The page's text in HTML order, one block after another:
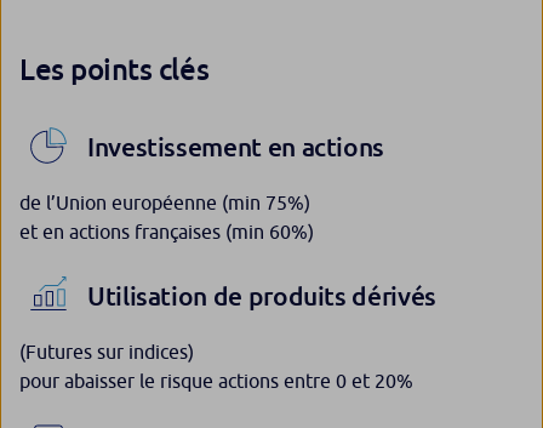
Les points clés
Investissement en actions
de l’Union européenne (min 75%)
et en actions françaises (min 60%)
Utilisation de produits dérivés
(Futures sur indices)
pour abaisser le risque actions entre 0 et 20%